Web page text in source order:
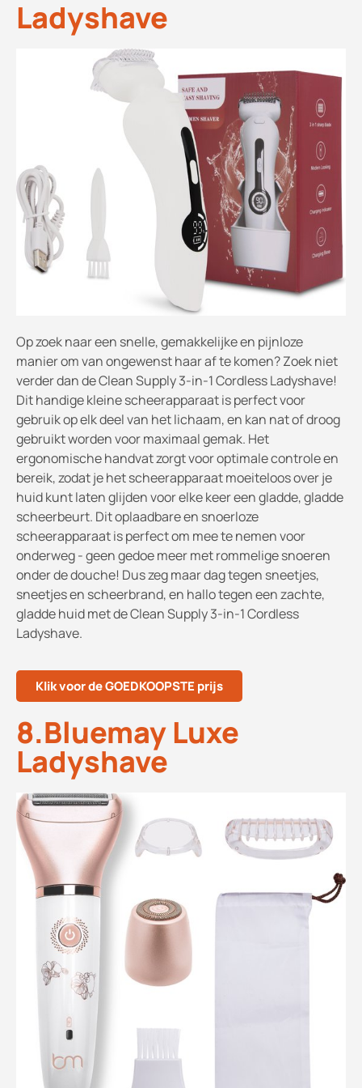
Ladyshave
Op zoek naar een snelle, gemakkelijke en pijnloze
manier om van ongewenst haar af te komen? Zoek niet
verder dan de Clean Supply 3-in-1 Cordless Ladyshave!
Dit handige kleine scheerapparaat is perfect voor
gebruik op elk deel van het lichaam, en kan nat of droog
gebruikt worden voor maximaal gemak. Het
ergonomische handvat zorgt voor optimale controle en
bereik, zodat je het scheerapparaat moeiteloos over je
huid kunt laten glijden voor elke keer een gladde, gladde
scheerbeurt. Dit oplaadbare en snoerloze
scheerapparaat is perfect om mee te nemen voor
onderweg - geen gedoe meer met rommelige snoeren
onder de douche! Dus zeg maar dag tegen sneetjes,
sneetjes en scheerbrand, en hallo tegen een zachte,
gladde huid met de Clean Supply 3-in-1 Cordless
Ladyshave.
Klik voor de GOEDKOOPSTE prijs
8.Bluemay Luxe
Ladyshave